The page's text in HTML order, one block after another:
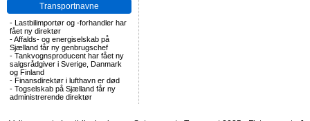
Transportnavne
- Lastbilimportør og -forhandler har
fået ny direktør
-Affalds- og energiselskab på
Sjælland får ny genbrugschef
- Tankvognsproducent har fået ny
salgsrådgiver i Sverige, Danmark
og Finland
- Finansdirektør i lufthavn er død
- Togselskab på Sjælland får ny
administrerende direktør